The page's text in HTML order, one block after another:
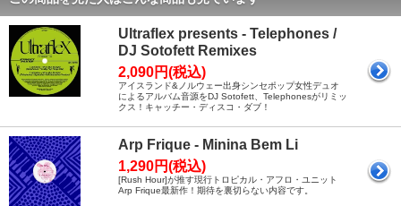
Ultraflex presents - Telephones /
DJ Sotofett Remixes
2,090円(税込)
アイスランド&ノルウェー出身シンセポップ女性デュオ
によるアルバム音源をDJ Sotofett、Telephonesがリミッ
クス！キャッチー・ディスコ・ダブ！
Arp Frique - Minina Bem Li
1,290円(税込)
[Rush Hour]が推す現行トロピカル・アフロ・ユニット
Arp Frique最新作！期待を裏切らない内容です。